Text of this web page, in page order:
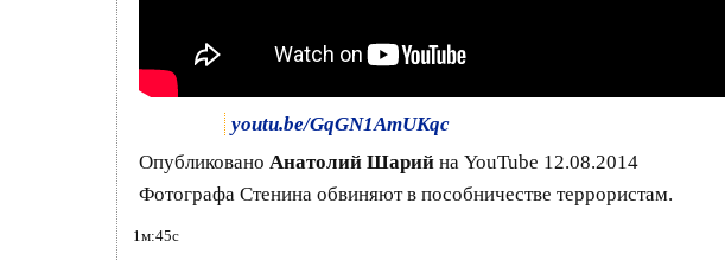
youtu.be/GqGN1AmUKqc
Опубликовано Анатолий Шарий на YouTube 12.08.2014
Фотографа Стенина обвиняют в пособничестве террористам.
1м:45с